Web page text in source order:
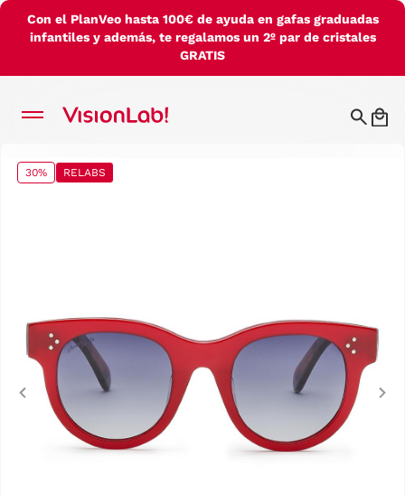
Con el PlanVeo hasta 100€ de ayuda en gafas graduadas
infantiles y además, te regalamos un 2º par de cristales
GRATIS
30% RELABS
Previous